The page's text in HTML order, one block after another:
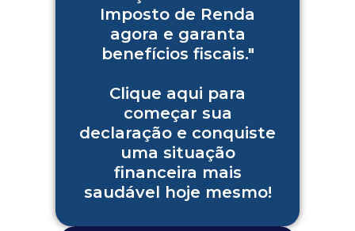
Imposto de Renda
agora e garanta
benefícios fiscais."
Clique aqui para
começar sua
declaração e conquiste
uma situação
financeira mais
saudável hoje mesmo!